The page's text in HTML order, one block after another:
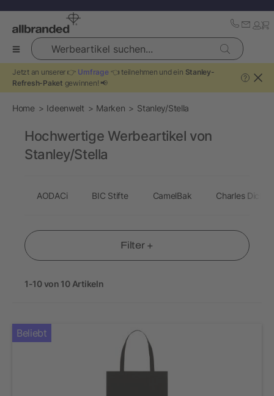
Werbeartikel suchen...
Jetzt an unserer 👉 Umfrage👈 teilnehmen und ein Stanley-
Refresh-Paket gewinnen! 📢
?
Home Ideenwelt Marken Stanley/Stella
Filter +
1-10 von 10 Artikeln
Beliebt
Hochwertige Werbeartikel von
Stanley/Stella
AODACi BIC Stifte CamelBak Charles